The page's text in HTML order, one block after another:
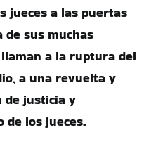
jueces a las puertas
sus muchas
a la ruptura del
a una revuelta y
de justicia y
de los jueces.